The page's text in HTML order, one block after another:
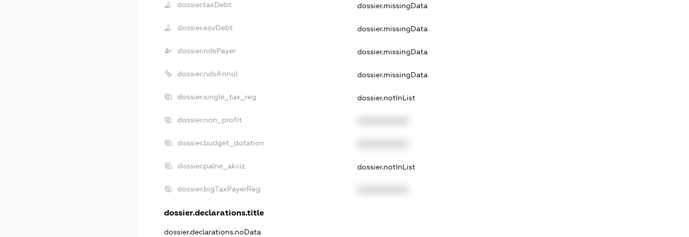
dossier.taxDebt dossier.missingData
dossier.esvDebt dossier.missingData
dossier.ndsPayer dossier.missingData
dossier.ndsAnnul dossier.missingData
dossier.single_tax_reg dossier.notInList
dossier.non_profit
dossier.budget_dotation
dossier.palne_akciz dossier.notInList
dossier.bigTaxPayerReg
dossier.declarations.title
dossier.declarations.noData